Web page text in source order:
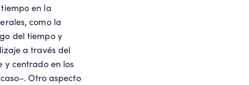
en la
como la
del tiempo y
a través del
y centrado en los
Otro aspecto